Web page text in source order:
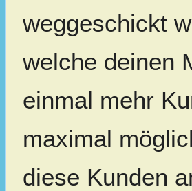
weggeschickt
welche deinen
einmal mehr
maximal
diese Kunden